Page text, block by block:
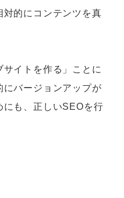
的にコンテンツを真
イトを作る」ことに
バージョンアップが
にも、正しいSEOを行